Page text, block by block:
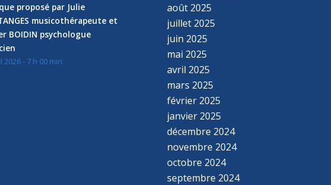
proposé par Julie
musicothérapeute et
BOIDIN psychologue
2026 - 7 h 00 min
août 2025
juillet 2025
juin 2025
mai 2025
avril 2025
mars 2025
février 2025
janvier 2025
décembre 2024
novembre 2024
octobre 2024
septembre 2024